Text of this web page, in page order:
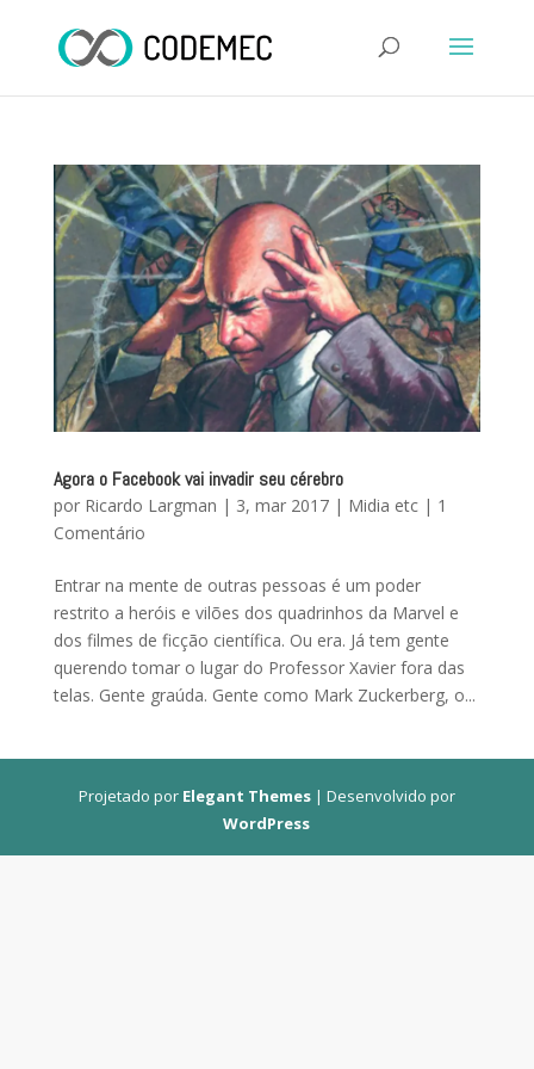
Agora o Facebook vai invadir seu cérebro
por Ricardo Largman | 3, mar 2017| Midia etc| 1
Comentário
Entrar na mente de outras pessoas é um poder
restrito a heróis e vilões dos quadrinhos da Marvel e
dos filmes de ficção científica. Ou era. Já tem gente
querendo tomar o lugar do Professor Xavier fora das
telas. Gente graúda. Gente como Mark Zuckerberg, o...
Projetado por Elegant Themes| Desenvolvido por
WordPress